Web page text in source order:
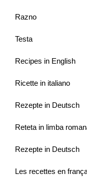
Razno
Testa
Recipes in English
Ricette in italiano
Rezepte in Deutsch
Reteta in limba
Rezepte in Deutsch
Les recettes en